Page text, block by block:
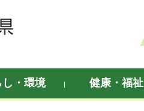
し・環境 健康・福祉